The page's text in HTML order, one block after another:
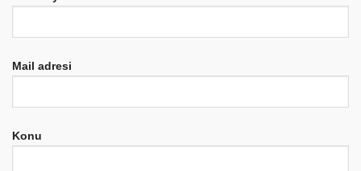
Mail adresi
Konu